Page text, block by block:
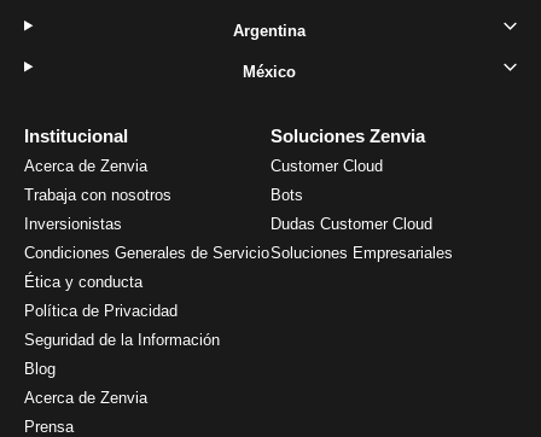
Institucional
Acerca de Zenvia
Trabaja con nosotros
Inversionistas
Condiciones Generales de Servicio
Ética y conducta
Política de Privacidad
Seguridad de la Información
Blog
Acerca de Zenvia
Prensa
Soluciones Zenvia
Customer Cloud
Bots
Dudas Customer Cloud
Soluciones Empresariales
Argentina
México